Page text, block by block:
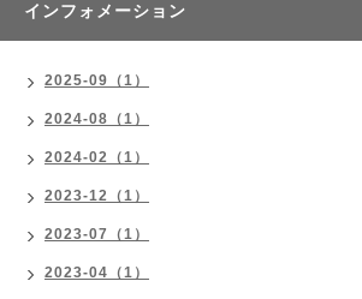
インフォメーション
2025-09（1）
2024-08（1）
2024-02（1）
2023-12（1）
2023-07（1）
2023-04（1）